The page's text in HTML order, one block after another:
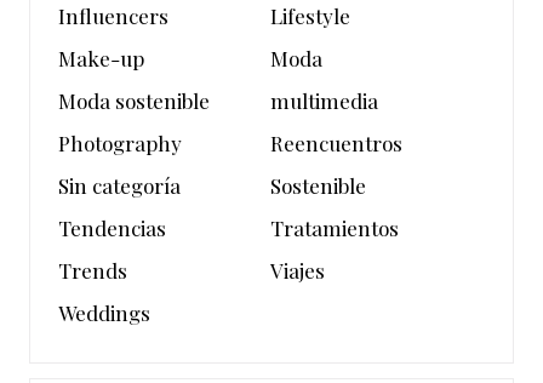
Influencers
Lifestyle
Make-up
Moda
Moda sostenible
multimedia
Photography
Reencuentros
Sin categoría
Sostenible
Tendencias
Tratamientos
Trends
Viajes
Weddings